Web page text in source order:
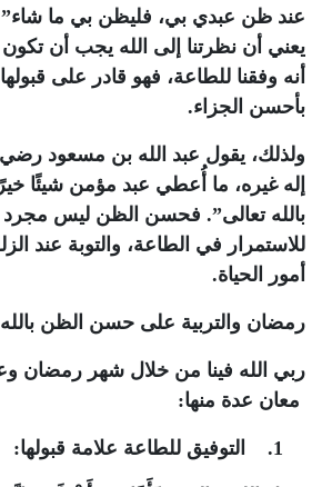
عند ظن عبدي بي، فليظن بي ما شاء”
يعني أن نظرتنا إلى الله يجب أن تكون
أنه وفقنا للطاعة، فهو قادر على قبولها
بأحسن الجزاء.
ولذلك، يقول عبد الله بن مسعود رضي
إله غيره، ما أُعطي عبد مؤمن شيئًا
بالله تعالى”. فحسن الظن ليس
للاستمرار في الطاعة، والتوبة عند
أمور الحياة.
رمضان والتربية على حسن الظن بالله
ربي الله فينا من خلال شهر رمضان
معان عدة منها: